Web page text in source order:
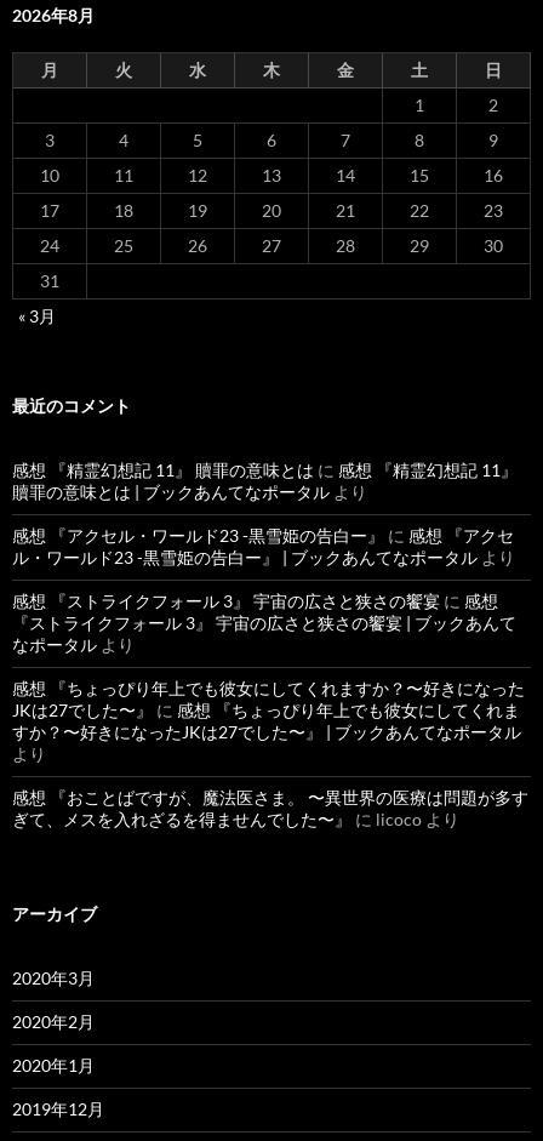
2026年8月
月 火 水 木 金 土
日
1
2
3
4 5 6 7 8
9
10
11 12 13 14 15
16
17
18 19 20 21 22
23
24
25 26 27 28 29
30
31
« 3月
最近のコメント
感想 『精霊幻想記 11』 贖罪の意味とは に 感想 『精霊幻想記 11』
贖罪の意味とは | ブックあんてなポータル より
感想 『アクセル・ワールド23 -黒雪姫の告白ー』 に 感想 『アクセ
ル・ワールド23 -黒雪姫の告白ー』 | ブックあんてなポータル より
感想 『ストライクフォール 3』 宇宙の広さと狭さの饗宴 に 感想
『ストライクフォール 3』 宇宙の広さと狭さの饗宴 | ブックあんて
なポータル より
感想 『ちょっぴり年上でも彼女にしてくれますか？〜好きになった
JKは27でした〜』
に 感想 『ちょっぴり年上でも彼女にしてくれま
すか？〜好きになったJKは27でした〜』 | ブックあんてなポータル
より
感想 『おことばですが、魔法医さま。 〜異世界の医療は問題が多す
ぎて、メスを入れざるを得ませんでした〜』
に licoco より
アーカイブ
2020年3月
2020年2月
2020年1月
2019年12月